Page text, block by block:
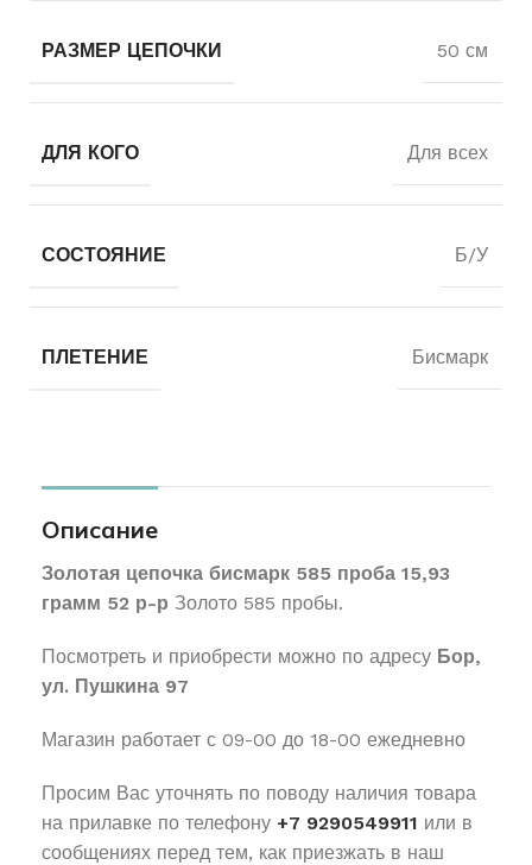
РАЗМЕР ЦЕПОЧКИ 50 см
ДЛЯ КОГО Для всех
СОСТОЯНИЕ Б/У
ПЛЕТЕНИЕ Бисмарк
Описание
Золотая цепочка бисмарк 585 проба 15,93
грамм 52 р-р Золото 585 пробы.
Посмотреть и приобрести можно по адресу Бор,
ул. Пушкина 97
Магазин работает с 09-00 до 18-00 ежедневно
Просим Вас уточнять по поводу наличия товара
на прилавке по телефону +7 9290549911 или в
сообщениях перед тем, как приезжать в наш